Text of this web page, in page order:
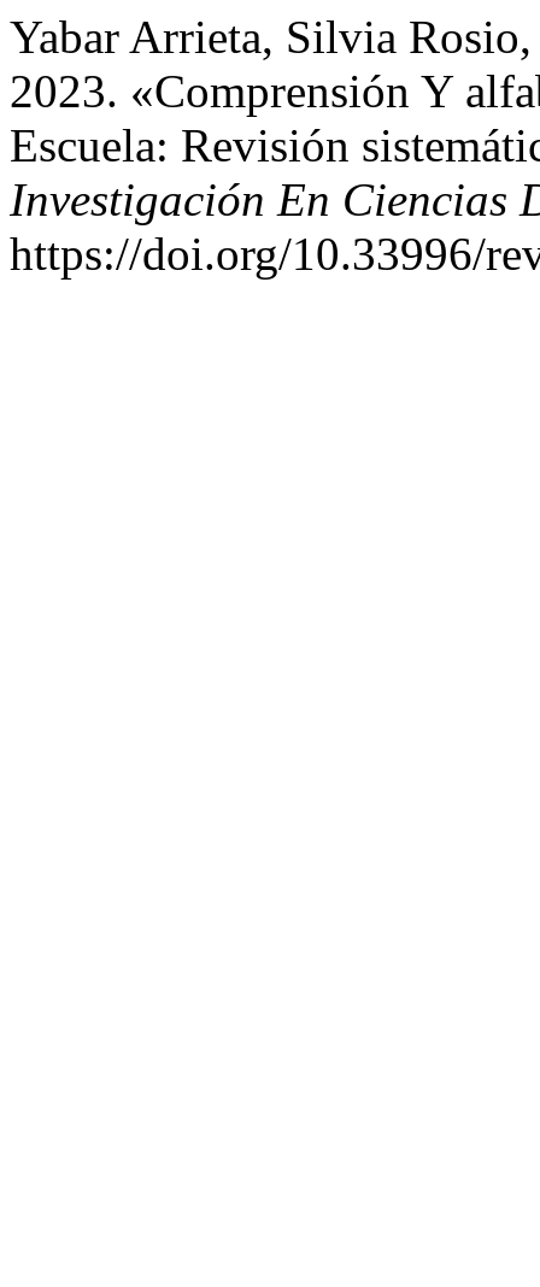
Yabar Arrieta, Silvia
2023. «Comprensión Y
Escuela: Revisión
Investigación En Ciencias
https://doi.org/10.33996/